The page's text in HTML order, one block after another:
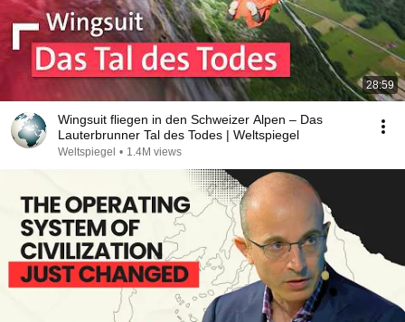
28:59
Wingsuit fliegen in den Schweizer Alpen – Das
Lauterbrunner Tal des Todes | Weltspiegel
Weltspiegel • 1.4M views